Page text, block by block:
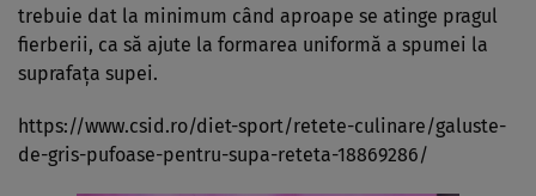
trebuie dat la minimum când aproape se atinge pragul
fierberii, ca să ajute la formarea uniformă a spumei la
suprafața supei.
https://www.csid.ro/diet-sport/retete-culinare/galuste-
de-gris-pufoase-pentru-supa-reteta-18869286/